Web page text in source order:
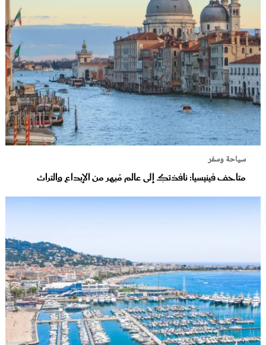
سياحة وسفر
متاحف فينيسيا: نافذتكِ إلى عالم مُبهر من الإبداع والتراث